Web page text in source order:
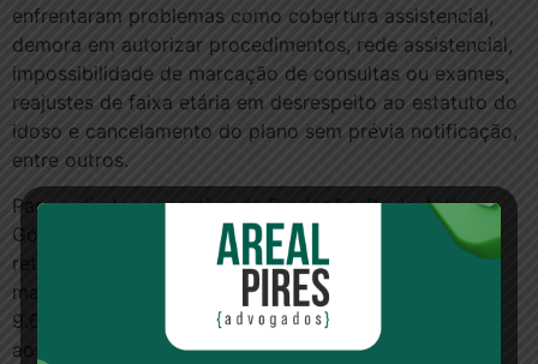
enfrentaram problemas como cobertura assistencial,
demora em autorizar procedimentos, rede assistencial,
impossibilidade de marcação de consultas ou exames,
reajustes de faixa etária em desrespeito ao estatuto do
idoso e cancelamento do plano sem prévia notificação,
entre outros.
Para o diretor executivo da Fundação, Paulo Arthur
Góes, o custo é muito alto para o consumidor, e o
retorno, muitas vezes, difícil. “Passados 15 anos do
marco regulatório do setor, com a edição da Lei nº
9.656/98, continuam os sérios problemas de acesso
aos serviços médicos assistenciais e de aplicação de